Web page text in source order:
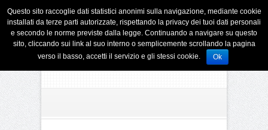
Questo sito raccoglie dati statistici anonimi sulla navigazione, mediante cookie
installati da terze parti autorizzate, rispettando la privacy dei tuoi dati personali
e secondo le norme previste dalla legge. Continuando a navigare su questo
sito, cliccando sui link al suo interno o semplicemente scrollando la pagina
verso il basso, accetti il servizio e gli stessi cookie.
Ok